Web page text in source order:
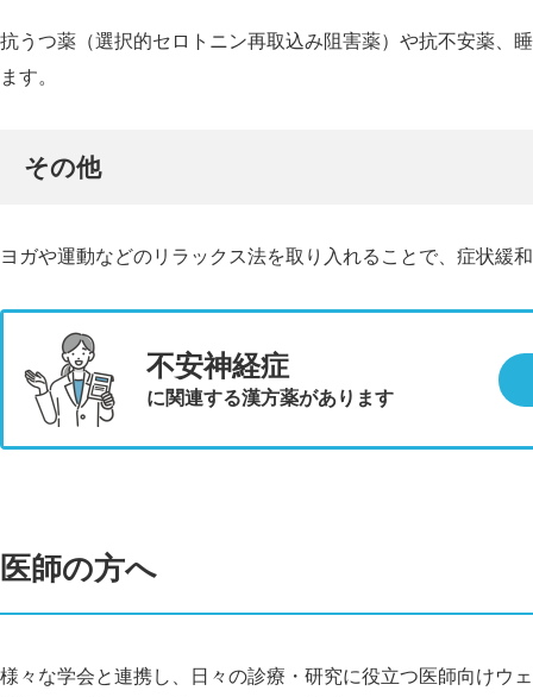
抗うつ薬（選択的セロトニン再取込み阻害薬）や抗不安薬、
ます。
その他
ヨガや運動などのリラックス法を取り入れることで、症状緩
不安神経症
に関連する漢方薬があります
医師の方へ
様々な学会と連携し、日々の診療・研究に役立つ医師向けウ